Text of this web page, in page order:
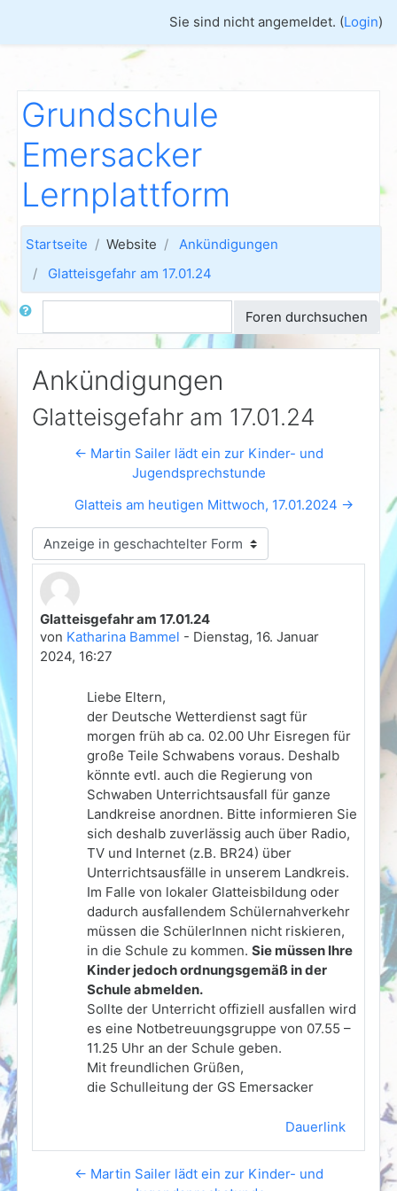
Sie sind nicht angemeldet. (Login)
Grundschule
Emersacker
Lernplattform
Startseite Website
Ankündigungen
Glatteisgefahr am 17.01.24
Suche Foren durchsuchen
Ankündigungen
Glatteisgefahr am 17.01.24
← Martin Sailer lädt ein zur Kinder- und
Jugendsprechstunde
Glatteis am heutigen Mittwoch, 17.01.2024 →
Anzeigemodus
Glatteisgefahr am 17.01.24
von Katharina Bammel - Dienstag, 16. Januar
2024, 16:27
Anzahl Antworten: 0
Liebe Eltern,
der Deutsche Wetterdienst sagt für
morgen früh ab ca. 02.00 Uhr Eisregen für
große Teile Schwabens voraus. Deshalb
könnte evtl. auch die Regierung von
Schwaben Unterrichtsausfall für ganze
Landkreise anordnen. Bitte informieren Sie
sich deshalb zuverlässig auch über Radio,
TV und Internet (z.B. BR24) über
Unterrichtsausfälle in unserem Landkreis.
Im Falle von lokaler Glatteisbildung oder
dadurch ausfallendem Schülernahverkehr
müssen die SchülerInnen nicht riskieren,
in die Schule zu kommen. Sie müssen Ihre
Kinder jedoch ordnungsgemäß in der
Schule abmelden.
Sollte der Unterricht offiziell ausfallen wird
es eine Notbetreuungsgruppe von 07.55 –
11.25 Uhr an der Schule geben.
Mit freundlichen Grüßen,
die Schulleitung der GS Emersacker
Dauerlink
← Martin Sailer lädt ein zur Kinder- und